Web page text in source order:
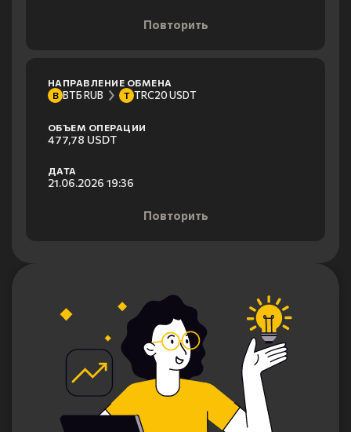
Повторить
НАПРАВЛЕНИЕ ОБМЕНА
В ВТБ RUB T TRC20 USDT
ОБЪЕМ ОПЕРАЦИИ
477,78 USDT
ДАТА
21.06.2026 19:36
Повторить